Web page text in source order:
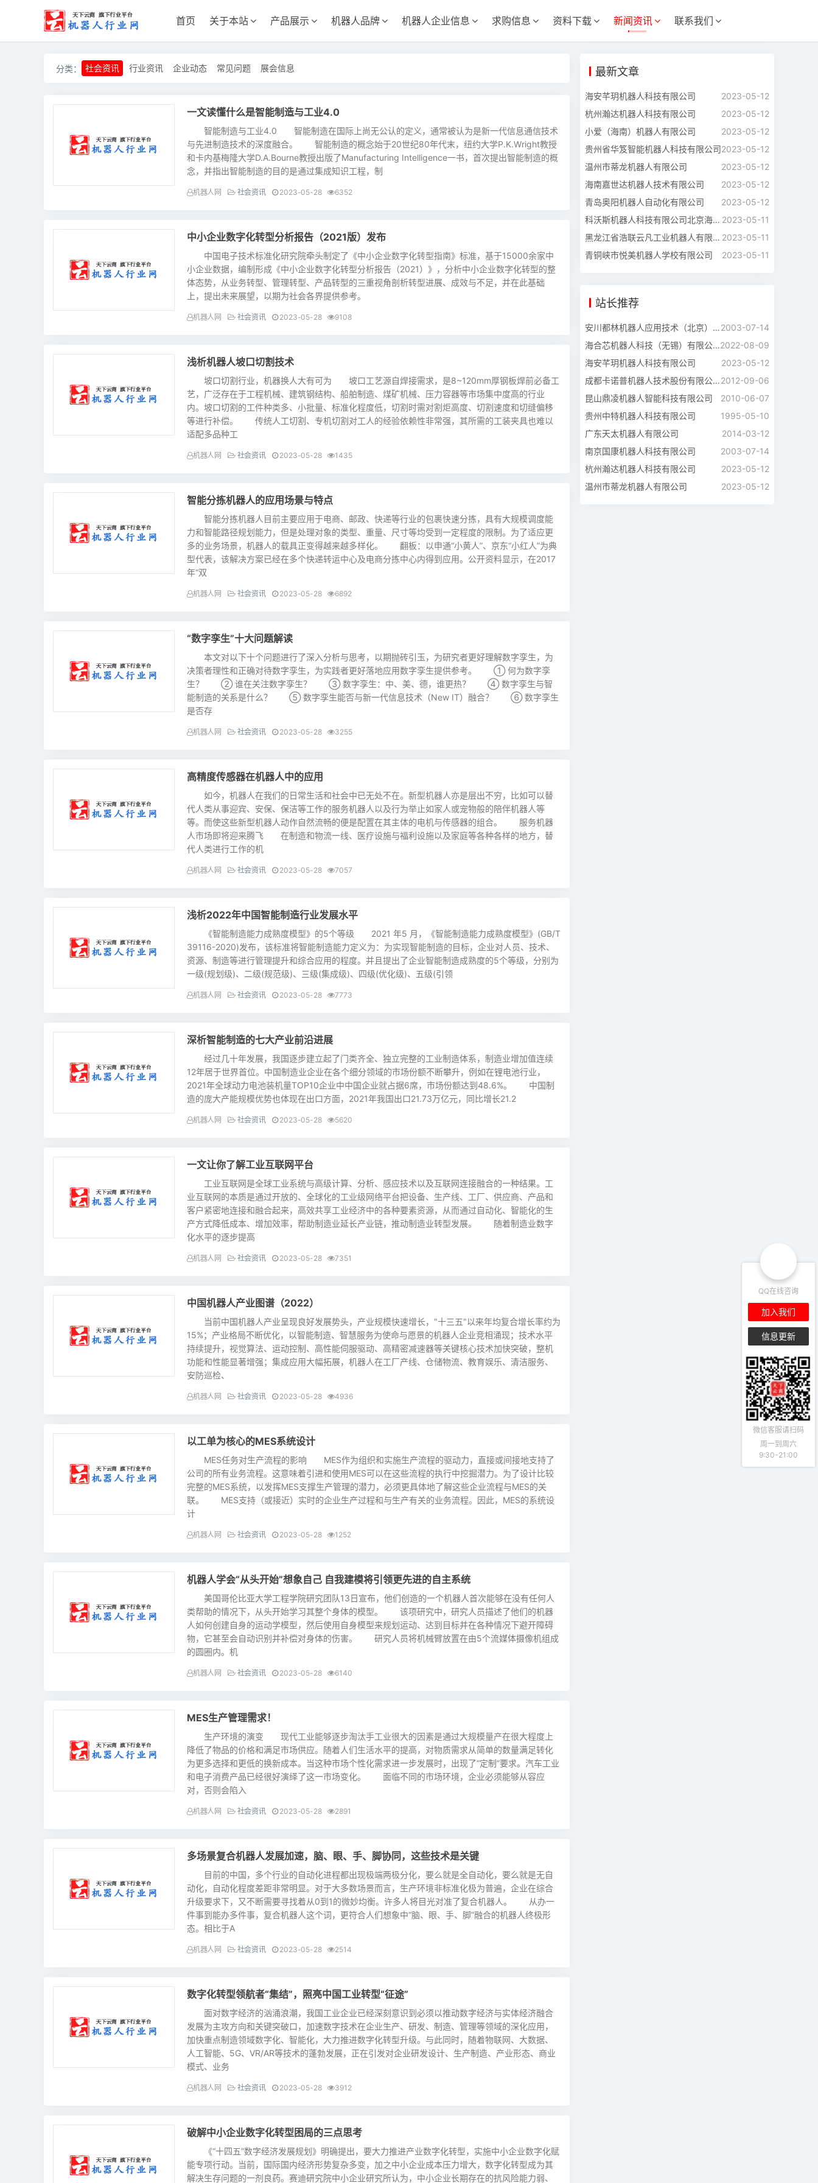
首页 关于本站 产品展示 机器人品牌 机器人企业信息 求购信息 资料下载 新闻资讯 联系我们
分类： 社会资讯 行业资讯 企业动态 常见问题 展会信息
一文读懂什么是智能制造与工业4.0
智能制造与工业4.0 智能制造在国际上尚无公认的定义，通常被认为是新一代信息通信技术
与先进制造技术的深度融合。 智能制造的概念始于20世纪80年代末，纽约大学P.K.Wright教授
和卡内基梅隆大学D.A.Bourne教授出版了Manufacturing Intelligence一书，首次提出智能制造的概
念，并指出智能制造的目的是通过集成知识工程，制
机器人网 社会资讯 2023-05-28 6352
中小企业数字化转型分析报告（2021版）发布
中国电子技术标准化研究院牵头制定了《中小企业数字化转型指南》标准，基于15000余家中
小企业数据，编制形成《中小企业数字化转型分析报告（2021）》，分析中小企业数字化转型的整
体态势，从业务转型、管理转型、产品转型的三重视角剖析转型进展、成效与不足，并在此基础
上，提出未来展望，以期为社会各界提供参考。
机器人网 社会资讯 2023-05-28 9108
浅析机器人坡口切割技术
坡口切割行业，机器换人大有可为 坡口工艺源自焊接需求，是8~120mm厚钢板焊前必备工
艺，广泛存在于工程机械、建筑钢结构、船舶制造、煤矿机械、压力容器等市场集中度高的行业
内。坡口切割的工件种类多、小批量、标准化程度低，切割时需对割炬高度、切割速度和切缝偏移
等进行补偿。 传统人工切割、专机切割对工人的经验依赖性非常强，其所需的工装夹具也难以
适配多品种工
机器人网 社会资讯 2023-05-28 1435
智能分拣机器人的应用场景与特点
智能分拣机器人目前主要应用于电商、邮政、快递等行业的包裹快速分拣，具有大规模调度能
力和智能路径规划能力，但是处理对象的类型、重量、尺寸等均受到一定程度的限制。为了适应更
多的业务场景，机器人的载具正变得越来越多样化。 翻板：以申通“小黄人”、京东“小红人”为典
型代表，该解决方案已经在多个快递转运中心及电商分拣中心内得到应用。公开资料显示，在2017
年“双
机器人网 社会资讯 2023-05-28 6892
“数字孪生”十大问题解读
本文对以下十个问题进行了深入分析与思考，以期抛砖引玉，为研究者更好理解数字孪生，为
决策者理性和正确对待数字孪生，为实践者更好落地应用数字孪生提供参考。 ① 何为数字孪
生？ ② 谁在关注数字孪生？ ③ 数字孪生：中、美、德，谁更热？ ④ 数字孪生与智
能制造的关系是什么？ ⑤ 数字孪生能否与新一代信息技术（New IT）融合？ ⑥ 数字孪生
是否存
机器人网 社会资讯 2023-05-28 3255
高精度传感器在机器人中的应用
如今，机器人在我们的日常生活和社会中已无处不在。新型机器人亦是层出不穷，比如可以替
代人类从事迎宾、安保、保洁等工作的服务机器人以及行为举止如家人或宠物般的陪伴机器人等
等。而使这些新型机器人动作自然流畅的便是配置在其主体的电机与传感器的组合。 服务机器
人市场即将迎来腾飞 在制造和物流一线、医疗设施与福利设施以及家庭等各种各样的地方，替
代人类进行工作的机
机器人网 社会资讯 2023-05-28 7057
浅析2022年中国智能制造行业发展水平
《智能制造能力成熟度模型》的5个等级 2021 年5 月，《智能制造能力成熟度模型》(GB/T
39116-2020)发布，该标准将智能制造能力定义为：为实现智能制造的目标，企业对人员、技术、
资源、制造等进行管理提升和综合应用的程度。并且提出了企业智能制造成熟度的5个等级，分别为
一级(规划级)、二级(规范级)、三级(集成级)、四级(优化级)、五级(引领
机器人网 社会资讯 2023-05-28 7773
深析智能制造的七大产业前沿进展
经过几十年发展，我国逐步建立起了门类齐全、独立完整的工业制造体系，制造业增加值连续
12年居于世界首位。中国制造业企业在各个细分领域的市场份额不断攀升，例如在锂电池行业，
2021年全球动力电池装机量TOP10企业中中国企业就占据6席，市场份额达到48.6%。 中国制
造的庞大产能规模优势也体现在出口方面，2021年我国出口21.73万亿元，同比增长21.2
机器人网 社会资讯 2023-05-28 5620
一文让你了解工业互联网平台
工业互联网是全球工业系统与高级计算、分析、感应技术以及互联网连接融合的一种结果。工
业互联网的本质是通过开放的、全球化的工业级网络平台把设备、生产线、工厂、供应商、产品和
客户紧密地连接和融合起来，高效共享工业经济中的各种要素资源，从而通过自动化、智能化的生
产方式降低成本、增加效率，帮助制造业延长产业链，推动制造业转型发展。 随着制造业数字
化水平的逐步提高
机器人网 社会资讯 2023-05-28 7351
中国机器人产业图谱（2022）
当前中国机器人产业呈现良好发展势头，产业规模快速增长，"十三五"以来年均复合增长率约为
15%；产业格局不断优化，以智能制造、智慧服务为使命与愿景的机器人企业竞相涌现；技术水平
持续提升，视觉算法、运动控制、高性能伺服驱动、高精密减速器等关键核心技术加快突破，整机
功能和性能显著增强；集成应用大幅拓展，机器人在工厂产线、仓储物流、教育娱乐、清洁服务、
安防巡检、
机器人网 社会资讯 2023-05-28 4936
以工单为核心的MES系统设计
MES任务对生产流程的影响 MES作为组织和实施生产流程的驱动力，直接或间接地支持了
公司的所有业务流程。这意味着引进和使用MES可以在这些流程的执行中挖掘潜力。为了设计比较
完整的MES系统，以发挥MES支撑生产管理的潜力，必须更具体地了解这些企业流程与MES的关
联。 MES支持（或接近）实时的企业生产过程和与生产有关的业务流程。因此，MES的系统设
计
机器人网 社会资讯 2023-05-28 1252
机器人学会“从头开始”想象自己 自我建模将引领更先进的自主系统
美国哥伦比亚大学工程学院研究团队13日宣布，他们创造的一个机器人首次能够在没有任何人
类帮助的情况下，从头开始学习其整个身体的模型。 该项研究中，研究人员描述了他们的机器
人如何创建自身的运动学模型，然后使用自身模型来规划运动、达到目标并在各种情况下避开障碍
物，它甚至会自动识别并补偿对身体的伤害。 研究人员将机械臂放置在由5个流媒体摄像机组成
的圆圈内。机
机器人网 社会资讯 2023-05-28 6140
MES生产管理需求！
生产环境的演变 现代工业能够逐步淘汰手工业很大的因素是通过大规模量产在很大程度上
降低了物品的价格和满足市场供应。随着人们生活水平的提高，对物质需求从简单的数量满足转化
为更多选择和更低的换新成本。当这种市场个性化需求进一步发展时，出现了“定制”要求。汽车工业
和电子消费产品已经很好演绎了这一市场变化。 面临不同的市场环境，企业必须能够从容应
对，否则会陷入
机器人网 社会资讯 2023-05-28 2891
多场景复合机器人发展加速，脑、眼、手、脚协同，这些技术是关键
目前的中国，多个行业的自动化进程都出现极端两极分化，要么就是全自动化，要么就是无自
动化，自动化程度差距非常明显。对于大多数场景而言，生产环境非标准化极为普遍，企业在综合
升级要求下，又不断需要寻找着从0到1的微妙均衡。许多人将目光对准了复合机器人。 从办一
件事到能办多件事，复合机器人这个词，更符合人们想象中“脑、眼、手、脚”融合的机器人终极形
态。相比于A
机器人网 社会资讯 2023-05-28 2514
数字化转型领航者“集结”，照亮中国工业转型“征途”
面对数字经济的汹涌浪潮，我国工业企业已经深刻意识到必须以推动数字经济与实体经济融合
发展为主攻方向和关键突破口，加速数字技术在企业生产、研发、制造、管理等领域的深化应用，
加快重点制造领域数字化、智能化，大力推进数字化转型升级。与此同时，随着物联网、大数据、
人工智能、5G、VR/AR等技术的蓬勃发展，正在引发对企业研发设计、生产制造、产业形态、商业
模式、业务
机器人网 社会资讯 2023-05-28 3912
破解中小企业数字化转型困局的三点思考
《“十四五”数字经济发展规划》明确提出，要大力推进产业数字化转型，实施中小企业数字化赋
能专项行动。当前，国际国内经济形势复杂多变，加之中小企业成本压力增大，数字化转型成为其
解决生存问题的一剂良药。赛迪研究院中小企业研究所认为，中小企业长期存在的抗风险能力弱、
最新文章
海安芊玥机器人科技有限公司
2023-05-12
杭州瀚达机器人科技有限公司
2023-05-12
小爱（海南）机器人有限公司
2023-05-12
贵州省华笈智能机器人科技有限公司2023-05-12
温州市蒂龙机器人有限公司
2023-05-12
海南嘉世达机器人技术有限公司
2023-05-12
青岛奥阳机器人自动化有限公司
2023-05-12
科沃斯机器人科技有限公司北京海淀分公司 2023-05-11
黑龙江省浩联云凡工业机器人有限公司 2023-05-11
青铜峡市悦美机器人学校有限公司
2023-05-11
站长推荐
安川都林机器人应用技术（北京）有限公司 2003-07-14
海合芯机器人科技（无锡）有限公司2022-08-09
海安芊玥机器人科技有限公司
2023-05-12
成都卡诺普机器人技术股份有限公司 2012-09-06
昆山鼎凌机器人智能科技有限公司
2010-06-07
贵州中特机器人科技有限公司
1995-05-10
广东天太机器人有限公司
2014-03-12
南京国康机器人科技有限公司
2003-07-14
杭州瀚达机器人科技有限公司
2023-05-12
温州市蒂龙机器人有限公司
2023-05-12
QQ在线咨询
加入我们
信息更新
微信客服请扫码
周一到周六
9:30-21:00